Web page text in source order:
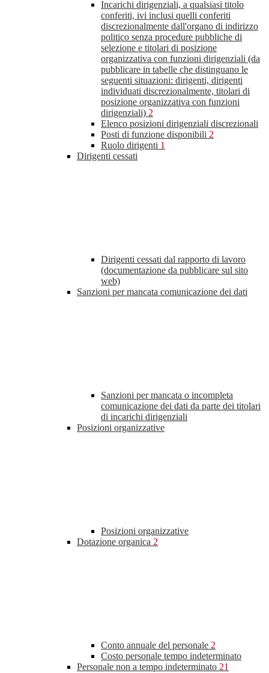
Incarichi dirigenziali, a qualsiasi titolo
conferiti, ivi inclusi quelli conferiti
discrezionalmente dall'organo di indirizzo
politico senza procedure pubbliche di
selezione e titolari di posizione
organizzativa con funzioni dirigenziali (da
pubblicare in tabelle che distinguano le
seguenti situazioni: dirigenti, dirigenti
individuati discrezionalmente, titolari di
posizione organizzativa con funzioni
dirigenziali) 2
Elenco posizioni dirigenziali discrezionali
Posti di funzione disponibili 2
Ruolo dirigenti 1
Dirigenti cessati
Dirigenti cessati dal rapporto di lavoro
(documentazione da pubblicare sul sito
web)
Sanzioni per mancata comunicazione dei dati
Sanzioni per mancata o incompleta
comunicazione dei dati da parte dei titolari
di incarichi dirigenziali
Posizioni organizzative
Posizioni organizzative
Dotazione organica 2
Conto annuale del personale 2
Costo personale tempo indeterminato
Personale non a tempo indeterminato 21